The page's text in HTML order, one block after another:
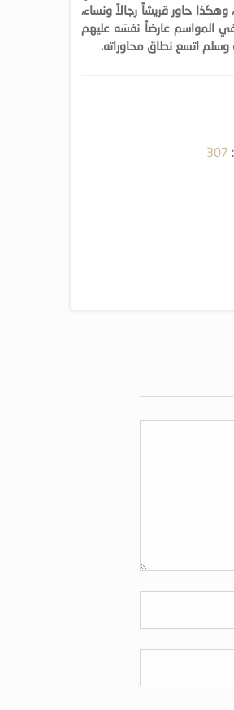
وهكذا حاور قريشاً رجالاً ونساء،
المواسم عارضاً نفسَه عليهم
وسلم اتسع نطاق محاوراته.
307